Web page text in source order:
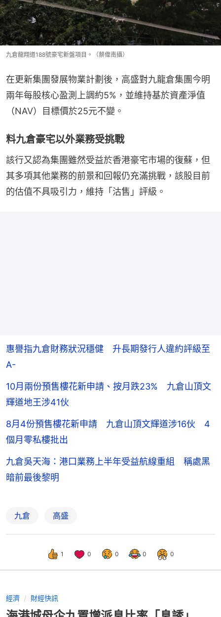
九倉龍翔道188號豪宅新盤項目。（蔡偉南攝）
在更新集團發展物業計劃後，高盛對九龍倉集團今明
兩年每股核心盈測上調約5%，並維持基於資產淨值
（NAV）目標價於25元不變。
料九倉豪宅以外業務受挑戰
該行又認為集團雖然受益於香港豪宅市場的復蘇，但
其多項其他業務的前景和回報仍充滿挑戰，該股目前
的估值不具吸引力，維持「沽售」評級。
惠譽指九倉財務狀況穩健 升長期發行人違約評級至
A-
10月兩份預售樓花新申請、按月跌23% 九倉山頂文
輝道地王涉41伙
8月4份預售樓花新申請 九倉山頂文輝道涉16伙 4
個月零私樓批出
九倉吳天海：港口業務上半年受益航線重組 稱處黑
暗前最後黎明
九倉 高盛
1 0 0 0 0
經濟 財經快訊